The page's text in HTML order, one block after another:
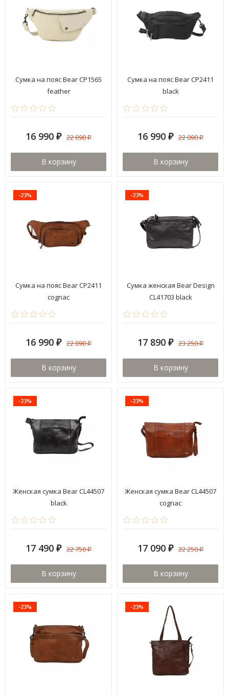
Сумка на пояс Bear CP1565
feather
16 990 ₽ 22 090₽
В корзину
Сумка на пояс Bear CP2411
black
16 990 ₽ 22 090₽
В корзину
-23%
Сумка на пояс Bear CP2411
cognac
16 990 ₽ 22 090₽
В корзину
-23%
Cумка женская Bear Design
CL41703 black
17 890 ₽ 23 250₽
В корзину
-23%
Женская сумка Bear CL44507
black
17 490 ₽ 22 750₽
В корзину
-23%
Женская сумка Bear CL44507
cognac
17 090 ₽ 22 250₽
В корзину
-23% -23%